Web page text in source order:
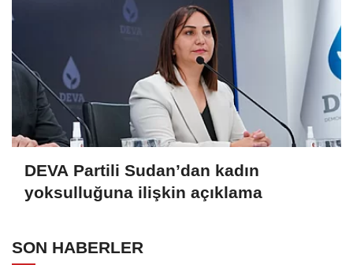
DEVA Partili Sudan’dan kadın
yoksulluğuna ilişkin açıklama
SON HABERLER